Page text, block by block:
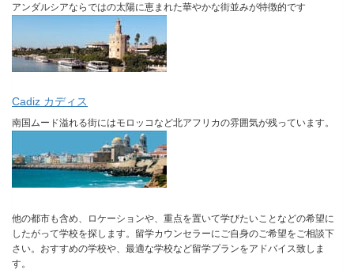
アンダルシアならではの太陽に恵まれた華やかな街並みが特徴的です
Cadiz カディス
南国ムード溢れる街にはモロッコなど北アフリカの雰囲気が残っています。
他の都市も含め、ロケーションや、重点を置いて学びたいことなどの希望に
したがって学校を探します。留学カウンセラーにご自身のご希望をご相談下
さい。おすすめの学校や、最適な学校など留学プランをアドバイス致しま
す。